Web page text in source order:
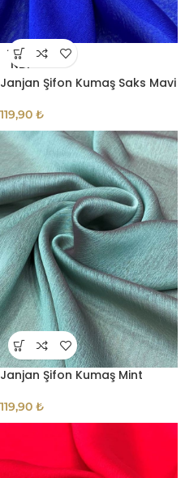
TÜKE
NDI
Janjan Şifon Kumaş Saks Mavi
119,90 ₺
Janjan Şifon Kumaş Mint
119,90 ₺